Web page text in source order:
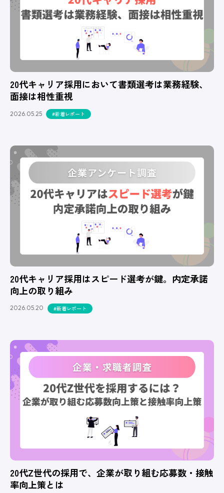
20代キャリア採用において書類選考は業務経験、
面接は相性重視
2026.05.25 #新着レポート
20代キャリア採用はスピード選考が鍵。内定承諾
向上の取り組み
2026.05.20 #新着レポート
20代Z世代の採用で、企業が取り組む応募数・接触
率向上策とは